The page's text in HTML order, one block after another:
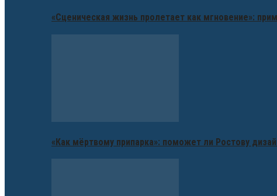
«Сценическая жизнь пролетает как мгновение»:
«Как мёртвому припарка»: поможет ли Ростову